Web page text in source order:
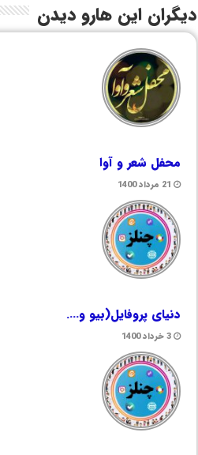
دیگران این هارو دیدن
محفل شعر و آوا
21 مرداد 1400
دنیای پروفایل(بیو و….
3 خرداد 1400